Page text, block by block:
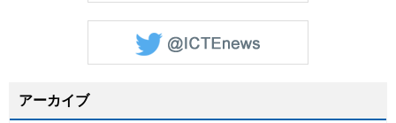
アーカイブ